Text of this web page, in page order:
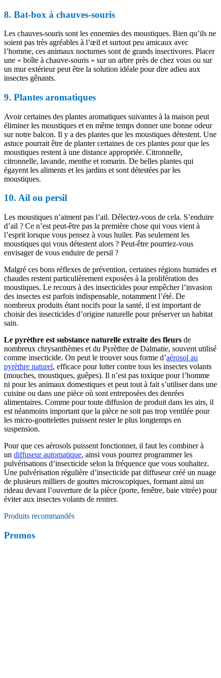
8. Bat-box à chauves-souris
Les chauves-souris sont les ennemies des moustiques. Bien qu’ils ne
soient pas très agréables à l’œil et surtout peu amicaux avec
l’homme, ces animaux nocturnes sont de grands insectivores. Placer
une « boîte à chauve-souris » sur un arbre près de chez vous ou sur
un mur extérieur peut être la solution idéale pour dire adieu aux
insectes gênants.
9. Plantes aromatiques
Avoir certaines des plantes aromatiques suivantes à la maison peut
éliminer les moustiques et en même temps donner une bonne odeur
sur notre balcon. Il y a des plantes que les moustiques détestent. Une
astuce pourrait être de planter certaines de ces plantes pour que les
moustiques restent à une distance appropriée. Citronnelle,
citronnelle, lavande, menthe et romarin. De belles plantes qui
égayent les aliments et les jardins et sont détestées par les
moustiques.
10. Ail ou persil
Les moustiques n’aiment pas l’ail. Délectez-vous de cela. S’enduire
d’ail ? Ce n’est peut-être pas la première chose qui vous vient à
l’esprit lorsque vous pensez à vous huiler. Pas seulement les
moustiques qui vous détestent alors ? Peut-être pourriez-vous
envisager de vous enduire de persil ?
Malgré ces bons réflexes de prévention, certaines régions humides et
chaudes restent particulièrement exposées à la prolifération des
moustiques. Le recours à des insecticides pour empêcher l’invasion
des insectes est parfois indispensable, notamment l’été. De
nombreux produits étant nocifs pour la santé, il est important de
choisir des insecticides d’origine naturelle pour préserver un habitat
sain.
Le pyrèthre est substance naturelle extraite des fleurs de
nombreux chrysanthèmes et du Pyrèthre de Dalmatie, souvent utilisé
comme insecticide. On peut le trouver sous forme d’aérosol au
pyrèthre naturel, efficace pour lutter contre tous les insectes volants
(mouches, moustiques, guêpes). Il n’est pas toxique pour l’homme
ni pour les animaux domestiques et peut tout à fait s’utiliser dans une
cuisine ou dans une pièce où sont entreposées des denrées
alimentaires. Comme pour toute diffusion de produit dans les airs, il
est néanmoins important que la pièce ne soit pas trop ventilée pour
les micro-gouttelettes puissent rester le plus longtemps en
suspension.
Pour que ces aérosols puissent fonctionner, il faut les combiner à
un diffuseur automatique, ainsi vous pourrez programmer les
pulvérisations d’insecticide selon la fréquence que vous souhaitez.
Une pulvérisation régulière d’insecticide par diffuseur créé un nuage
de plusieurs milliers de gouttes microscopiques, formant ainsi un
rideau devant l’ouverture de la pièce (porte, fenêtre, baie vitrée) pour
éviter aux insectes volants de rentrer.
Produits recommandés
Promos